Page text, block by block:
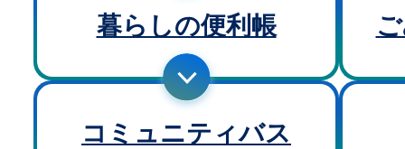
暮らしの便利帳
コミュニティバス